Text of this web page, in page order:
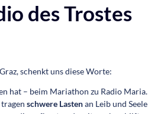
des Trostes
schenkt uns diese Worte:
hat – beim Mariathon zu Radio Maria.
schwere Lastenan Leib und Seele